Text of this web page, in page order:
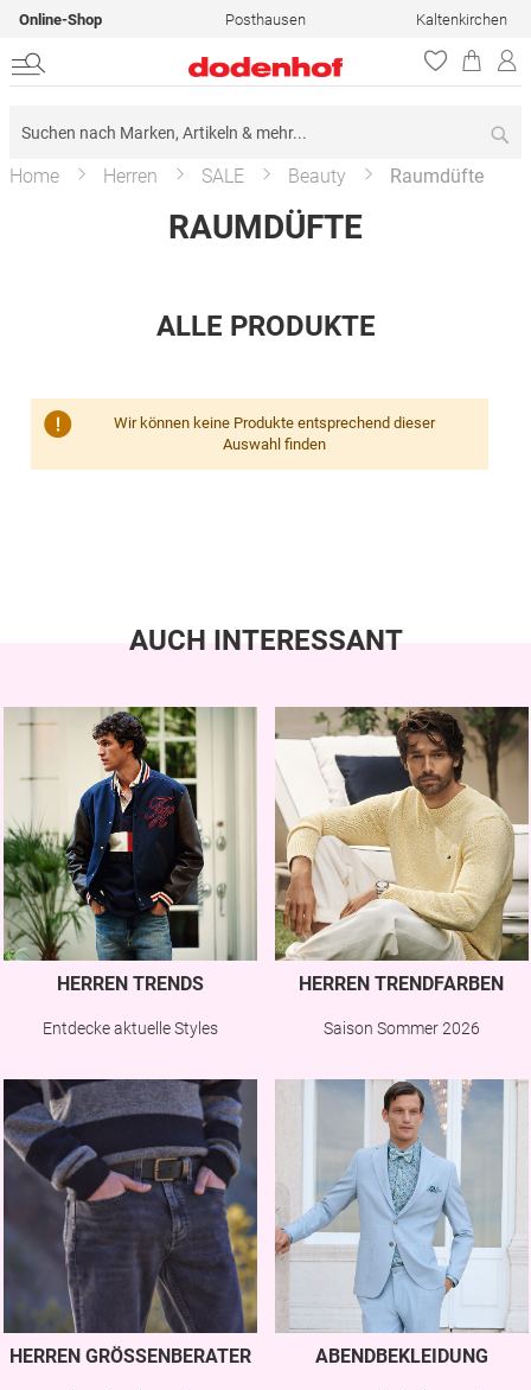
Online-Shop Posthausen Kaltenkirchen
Home Herren SALE Beauty Raumdüfte
RAUMDÜFTE
ALLE PRODUKTE
Wir können keine Produkte entsprechend dieser
Auswahl finden
AUCH INTERESSANT
HERREN TRENDS
Entdecke aktuelle Styles
HERREN TRENDFARBEN
Saison Sommer 2026
HERREN GRÖSSENBERATER ABENDBEKLEIDUNG